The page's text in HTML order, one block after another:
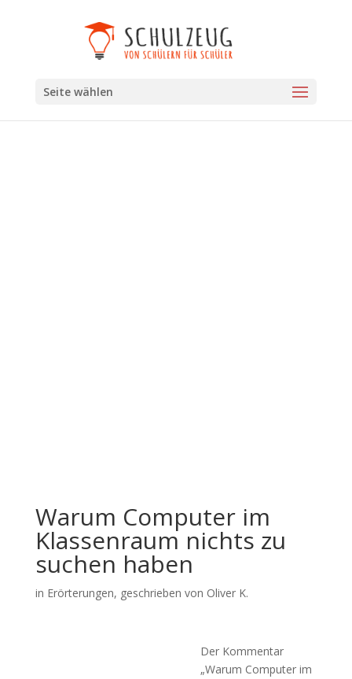
Seite wählen
Warum Computer im
Klassenraum nichts zu
suchen haben
in Erörterungen, geschrieben von Oliver K.
Der Kommentar
„Warum Computer im